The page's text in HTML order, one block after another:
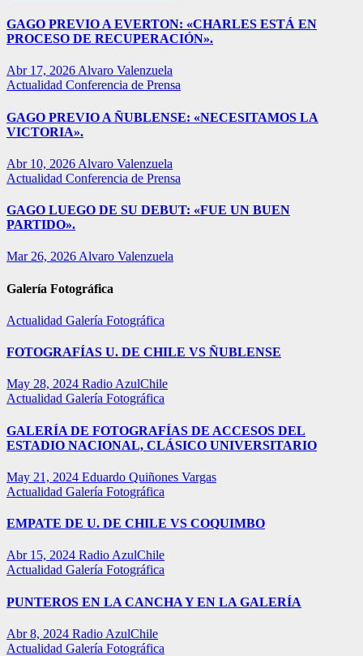
GAGO PREVIO A EVERTON: «CHARLES ESTÁ EN
PROCESO DE RECUPERACIÓN».
Abr 17, 2026 Alvaro Valenzuela
Actualidad Conferencia de Prensa
GAGO PREVIO A ÑUBLENSE: «NECESITAMOS LA
VICTORIA».
Abr 10, 2026 Alvaro Valenzuela
Actualidad Conferencia de Prensa
GAGO LUEGO DE SU DEBUT: «FUE UN BUEN
PARTIDO».
Mar 26, 2026 Alvaro Valenzuela
Galería Fotográfica
Actualidad Galería Fotográfica
FOTOGRAFÍAS U. DE CHILE VS ÑUBLENSE
May 28, 2024 Radio AzulChile
Actualidad Galería Fotográfica
GALERÍA DE FOTOGRAFÍAS DE ACCESOS DEL
ESTADIO NACIONAL, CLÁSICO UNIVERSITARIO
May 21, 2024 Eduardo Quiñones Vargas
Actualidad Galería Fotográfica
EMPATE DE U. DE CHILE VS COQUIMBO
Abr 15, 2024 Radio AzulChile
Actualidad Galería Fotográfica
PUNTEROS EN LA CANCHA Y EN LA GALERÍA
Abr 8, 2024 Radio AzulChile
Actualidad Galería Fotográfica